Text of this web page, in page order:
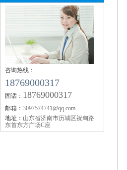
咨询热线：
18769000317
固话： 18769000317
邮箱： 3097574741@qq.com
地址： 山东省济南市历城区祝甸路
东首东方广场C座